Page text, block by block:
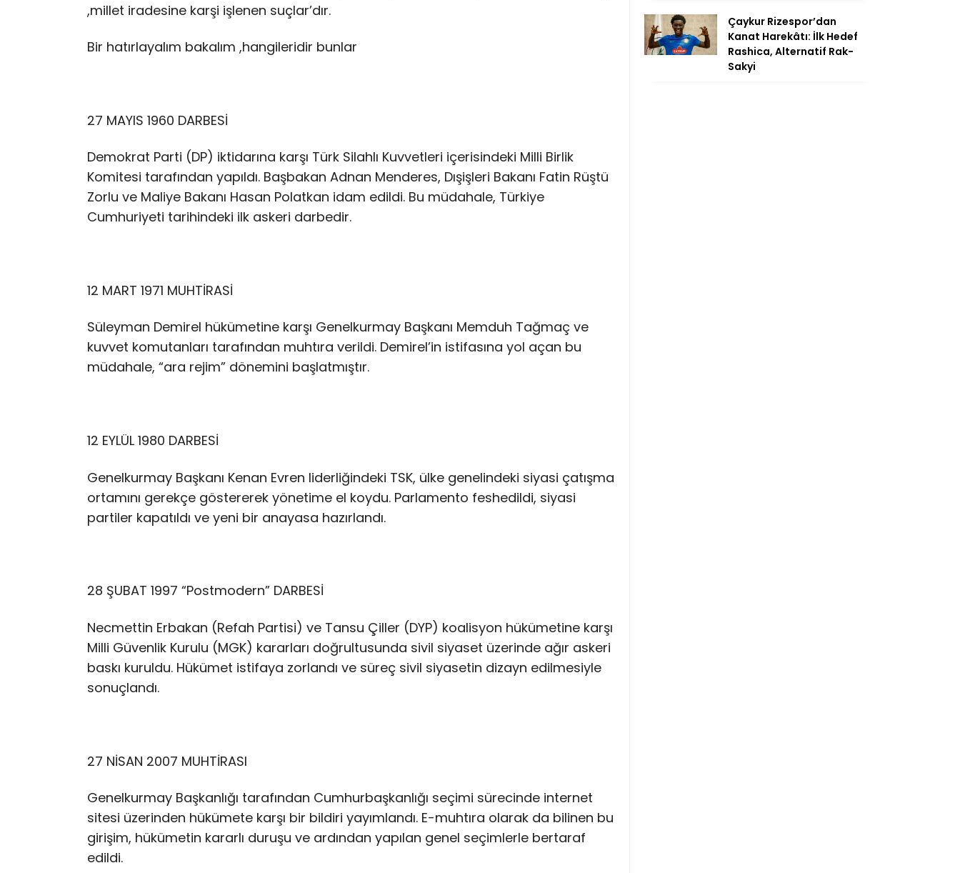
,millet iradesine karşi işlenen suçlar’dır.
Bir hatırlayalım bakalım ,hangileridir bunlar
27 MAYIS 1960 DARBESİ
Demokrat Parti (DP) iktidarına karşı Türk Silahlı Kuvvetleri içerisindeki Milli Birlik
Komitesi tarafından yapıldı. Başbakan Adnan Menderes, Dışişleri Bakanı Fatin Rüştü
Zorlu ve Maliye Bakanı Hasan Polatkan idam edildi. Bu müdahale, Türkiye
Cumhuriyeti tarihindeki ilk askeri darbedir.
12 MART 1971 MUHTİRASİ
Süleyman Demirel hükümetine karşı Genelkurmay Başkanı Memduh Tağmaç ve
kuvvet komutanları tarafından muhtıra verildi. Demirel’in istifasına yol açan bu
müdahale, “ara rejim” dönemini başlatmıştır.
12 EYLÜL 1980 DARBESİ
Genelkurmay Başkanı Kenan Evren liderliğindeki TSK, ülke genelindeki siyasi çatışma
ortamını gerekçe göstererek yönetime el koydu. Parlamento feshedildi, siyasi
partiler kapatıldı ve yeni bir anayasa hazırlandı.
28 ŞUBAT 1997 “Postmodern” DARBESİ
Necmettin Erbakan (Refah Partisi) ve Tansu Çiller (DYP) koalisyon hükümetine karşı
Milli Güvenlik Kurulu (MGK) kararları doğrultusunda sivil siyaset üzerinde ağır askeri
baskı kuruldu. Hükümet istifaya zorlandı ve süreç sivil siyasetin dizayn edilmesiyle
sonuçlandı.
27 NİSAN 2007 MUHTİRASI
Genelkurmay Başkanlığı tarafından Cumhurbaşkanlığı seçimi sürecinde internet
sitesi üzerinden hükümete karşı bir bildiri yayımlandı. E-muhtıra olarak da bilinen bu
girişim, hükümetin kararlı duruşu ve ardından yapılan genel seçimlerle bertaraf
edildi.
Çaykur Rizespor’dan
Kanat Harekâtı: İlk Hedef
Rashica, Alternatif Rak-
Sakyi